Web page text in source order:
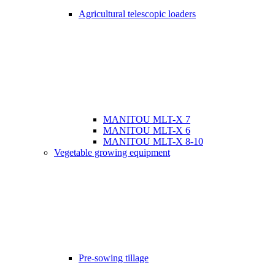
Agricultural telescopic loaders
MANITOU MLT-X 7
MANITOU MLT-X 6
MANITOU MLT-X 8-10
Vegetable growing equipment
Pre-sowing tillage